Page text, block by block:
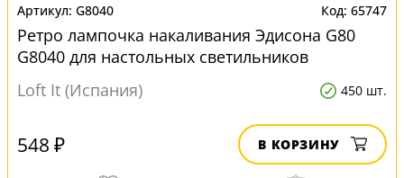
G8040 65747
Ретро лампочка накаливания Эдисона G80
G8040 для настольных светильников
Loft It (Испания)
450 шт.
548 ₽ В КОРЗИНУ